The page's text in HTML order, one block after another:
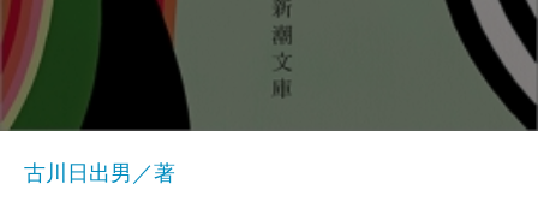
古川日出男／著